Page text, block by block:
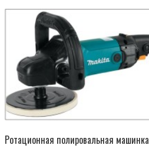
Рота­ци­он­ная поли­ро­валь­ная машинка